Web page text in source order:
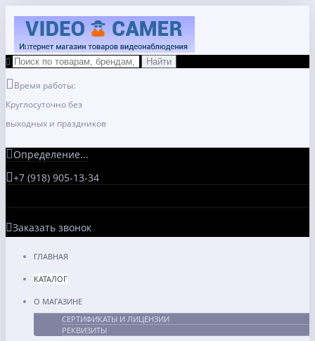
Время работы:
Круглосуточно без
выходных и праздников
Определение...
+7 (918) 905-13-34
Заказать звонок
ГЛАВНАЯ
КАТАЛОГ
О МАГАЗИНЕ
СЕРТИФИКАТЫ И ЛИЦЕНЗИИ
РЕКВИЗИТЫ